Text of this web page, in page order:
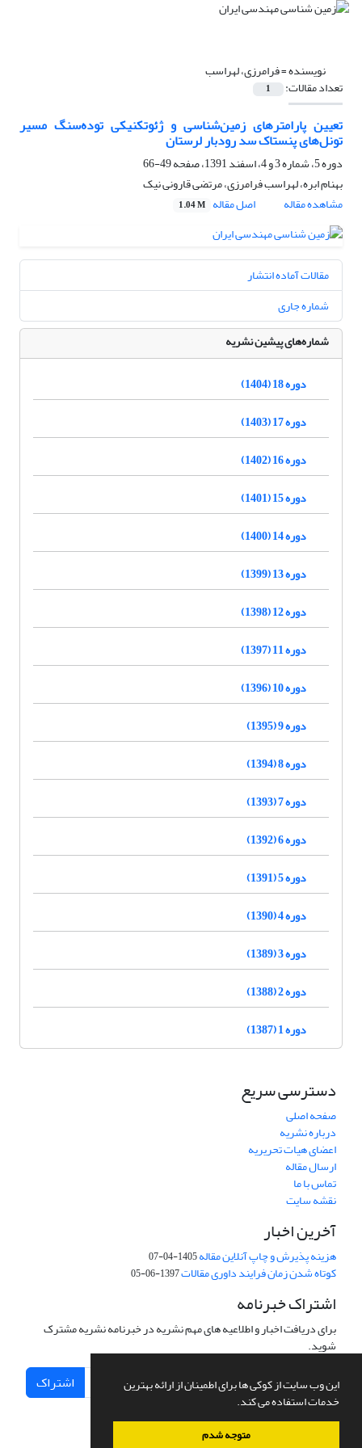
این وب سایت از کوکی ها برای اطمینان از ارائه بهترین
خدمات استفاده می کند.
متوجه شدم
نویسنده =فرامرزی، لهراسب
تعداد مقالات: 1
تعیین پارامترهای زمین‌شناسی و ژئوتکنیکی توده‌سنگ مسیر
تونل‌های پنستاک سد رودبار لرستان
دوره 5، شماره 3 و 4، اسفند 1391، صفحه
49-66
بهنام ابره، لهراسب فرامرزی، مرتضی قارونی نیک
مشاهده مقاله
اصل مقاله 1.04 M
مقالات آماده انتشار
شماره جاری
شماره‌های پیشین نشریه
دوره 18 (1404)
دوره 17 (1403)
دوره 16 (1402)
دوره 15 (1401)
دوره 14 (1400)
دوره 13 (1399)
دوره 12 (1398)
دوره 11 (1397)
دوره 10 (1396)
دوره 9 (1395)
دوره 8 (1394)
دوره 7 (1393)
دوره 6 (1392)
دوره 5 (1391)
دوره 4 (1390)
دوره 3 (1389)
دوره 2 (1388)
دوره 1 (1387)
دسترسی سریع
صفحه اصلی
درباره نشریه
اعضای هیات تحریریه
ارسال مقاله
تماس با ما
نقشه سایت
آخرین اخبار
هزینه پذیرش و چاپ آنلاین مقاله1405-04-07
کوتاه شدن زمان فرایند داوری مقالات1397-06-05
اشتراک خبرنامه
برای دریافت اخبار و اطلاعیه های مهم نشریه در خبرنامه نشریه مشترک
شوید.
اشتراک